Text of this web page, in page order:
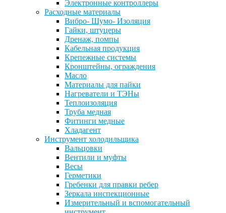
Электронные контроллеры
Расходные материалы
Вибро- Шумо- Изоляция
Гайки, штуцеры
Дренаж, помпы
Кабельная продукция
Крепежные системы
Кронштейны, ограждения
Масло
Материалы для пайки
Нагреватели и ТЭНы
Теплоизоляция
Труба медная
Фитинги медные
Хладагент
Инструмент холодильщика
Вальцовки
Вентили и муфты
Весы
Герметики
Гребенки для правки ребер
Зеркала инспекционные
Измерительный и вспомогательный